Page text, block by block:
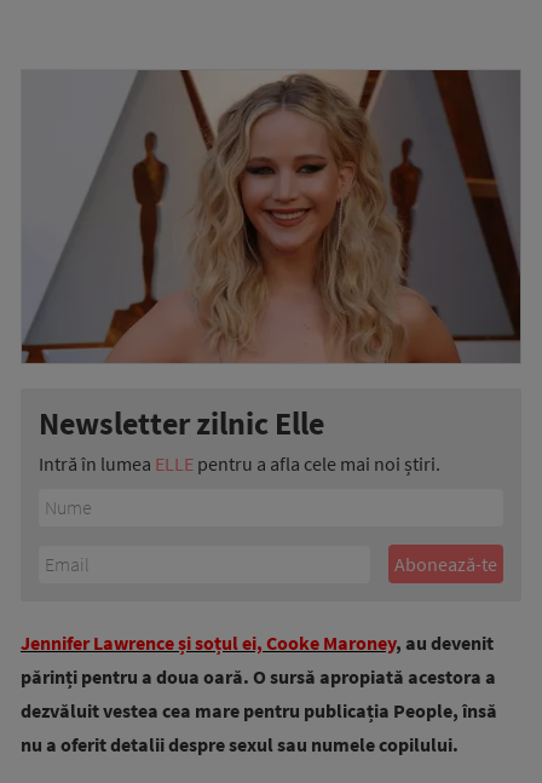
Newsletter zilnic Elle
Intră în lumea ELLE pentru a afla cele mai noi știri.
Jennifer Lawrence și soțul ei, Cooke Maroney, au devenit
părinți pentru a doua oară. O sursă apropiată acestora a
dezvăluit vestea cea mare pentru publicația People, însă
nu a oferit detalii despre sexul sau numele copilului.